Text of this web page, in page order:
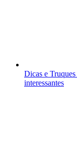
Dicas e Truques
interessantes